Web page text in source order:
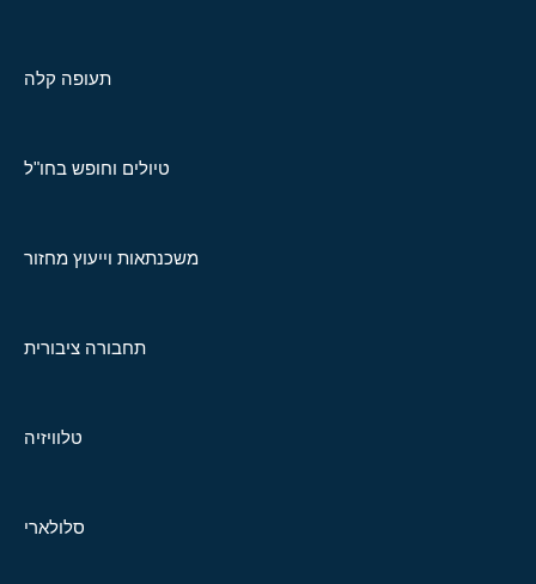
תעופה קלה
טיולים וחופש בחו"ל
משכנתאות וייעוץ מחזור
תחבורה ציבורית
טלוויזיה
סלולארי